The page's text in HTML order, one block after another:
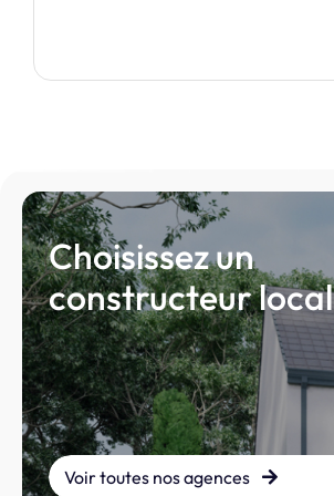
Choisissez un
constructeur local
Voir toutes nos agences